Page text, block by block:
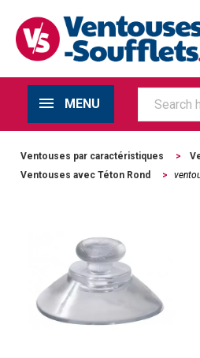
MENU
Ventouses par caractéristiques >
Ventouses avec Téton Rond
>